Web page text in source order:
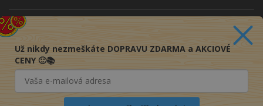
Už nikdy nezmeškáte DOPRAVU ZDARMA a AKCIOVÉ
CENY 🙂📚